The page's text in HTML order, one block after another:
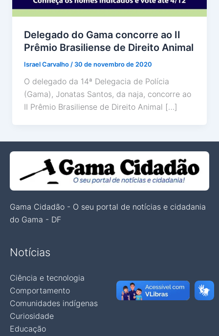
Delegado do Gama concorre ao II
Prêmio Brasiliense de Direito Animal
Israel Carvalho/ 30 de novembro de 2020
O delegado da 14ª Delegacia de Polícia
(Gama), Jonatas Santos, da naja, concorre ao
II Prêmio Brasiliense de Direito Animal […]
Gama Cidadão - O seu portal de notícias e cidadania
do Gama - DF
Notícias
Ciência e tecnologia
Comportamento
Comunidades indígenas
Curiosidade
Educação